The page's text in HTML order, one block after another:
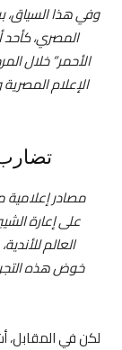
وفي هذا السياق،
المصري، كأحد
الأحمر” خلال
الإعلام
تضارب
مصادر إعلامية
على إعارة
العالم
خوض هذه
لكن في المقابل،